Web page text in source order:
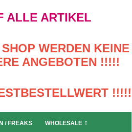
ALLE ARTIKEL
WERDEN KEINE
ANGEBOTEN !!!!!
!!!!!
/ FREAKS WHOLESALE